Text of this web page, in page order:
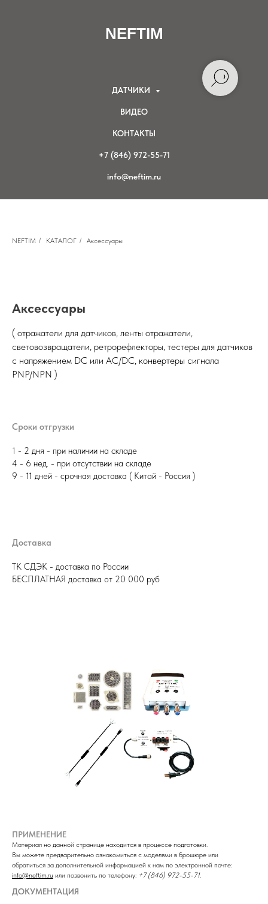
NEFTIM
ДАТЧИКИ
ВИДЕО
КОНТАКТЫ
+7 (846) 972-55-71
info@neftim.ru
NEFTIM / КАТАЛОГ / Аксессуары
Аксессуары
( отражатели для датчиков, ленты отражатели,
световозвращатели, ретрорефлекторы, тестеры для датчиков
с напряжением DC или AC/DC, конвертеры сигнала
PNP/NPN )
Сроки отгрузки
1 - 2 дня - при наличии на складе
4 - 6 нед. - при отсутствии на складе
9 - 11 дней - срочная доставка ( Китай - Россия )
Доставка
ТК СДЭК - доставка по России
БЕСПЛАТНАЯ доставка от 20 000 руб
ПРИМЕНЕНИЕ
Материал но данной странице находится в процессе подготовки.
Вы можете предварительно ознакомиться с моделями в брошюре или
обратиться за дополнительной информацией к нам по электронной почте:
info@neftim.ru или позвонить по телефону: +7 (846) 972-55-71.
ДОКУМЕНТАЦИЯ